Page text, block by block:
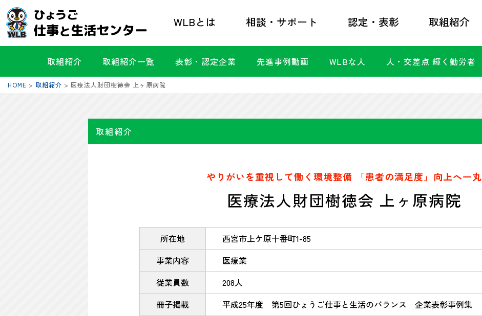
WLBとは 相談・サポート 認定・表彰 取組紹介
取組紹介 取組紹介一覧 表彰・認定企業 先進事例動画 WLBな人 人・交差点 輝く勤労者
HOME > 取組紹介 > 医療法人財団樹徳会 上ヶ原病院
取組紹介
やりがいを重視して働く環境整備 「患者の満足度」向上へ一丸
医療法人財団樹徳会 上ヶ原病院
所在地
西宮市上ケ原十番町1-85
事業内容
医療業
従業員数
208人
冊子掲載
平成25年度 第5回ひょうご仕事と生活のバランス 企業表彰事例集